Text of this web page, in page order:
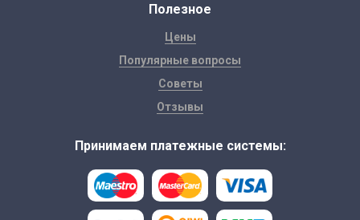
Полезное
Цены
Популярные вопросы
Советы
Отзывы
Принимаем платежные системы: